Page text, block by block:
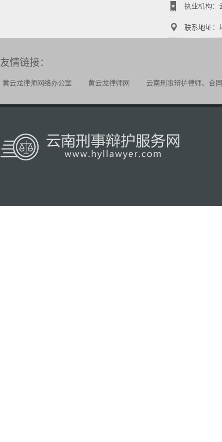
执业机构：
联系地址：
友情链接：
黄云龙律师网络办公室 | 黄云龙律师网 | 云南刑事辩护律师、合